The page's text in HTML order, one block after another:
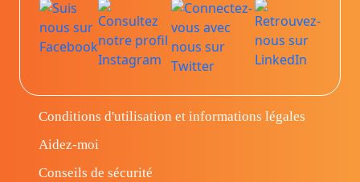
Conditions d'utilisation et informations légales
Aidez-moi
Conseils de sécurité